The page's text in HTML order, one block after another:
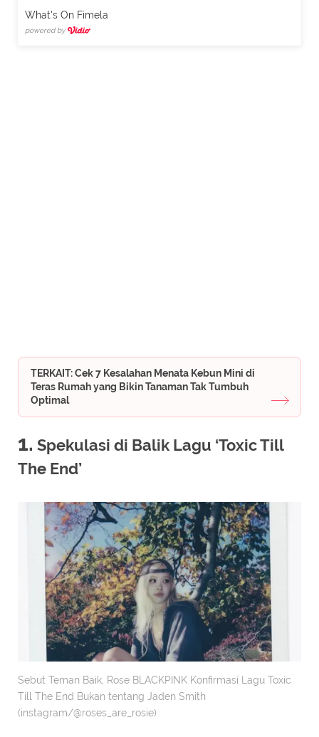
What's On Fimela
powered by
TERKAIT: Cek 7 Kesalahan Menata Kebun Mini di
Teras Rumah yang Bikin Tanaman Tak Tumbuh
Optimal
1. Spekulasi di Balik Lagu ‘Toxic Till
The End’
Sebut Teman Baik, Rose BLACKPINK Konfirmasi Lagu Toxic
Till The End Bukan tentang Jaden Smith
(instagram/@roses_are_rosie)